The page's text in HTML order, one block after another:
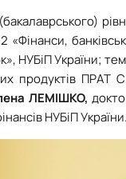
«Фінанси,
НУБіП України;
продуктів ПРАТ
ЛЕМІШКО,
НУБіП